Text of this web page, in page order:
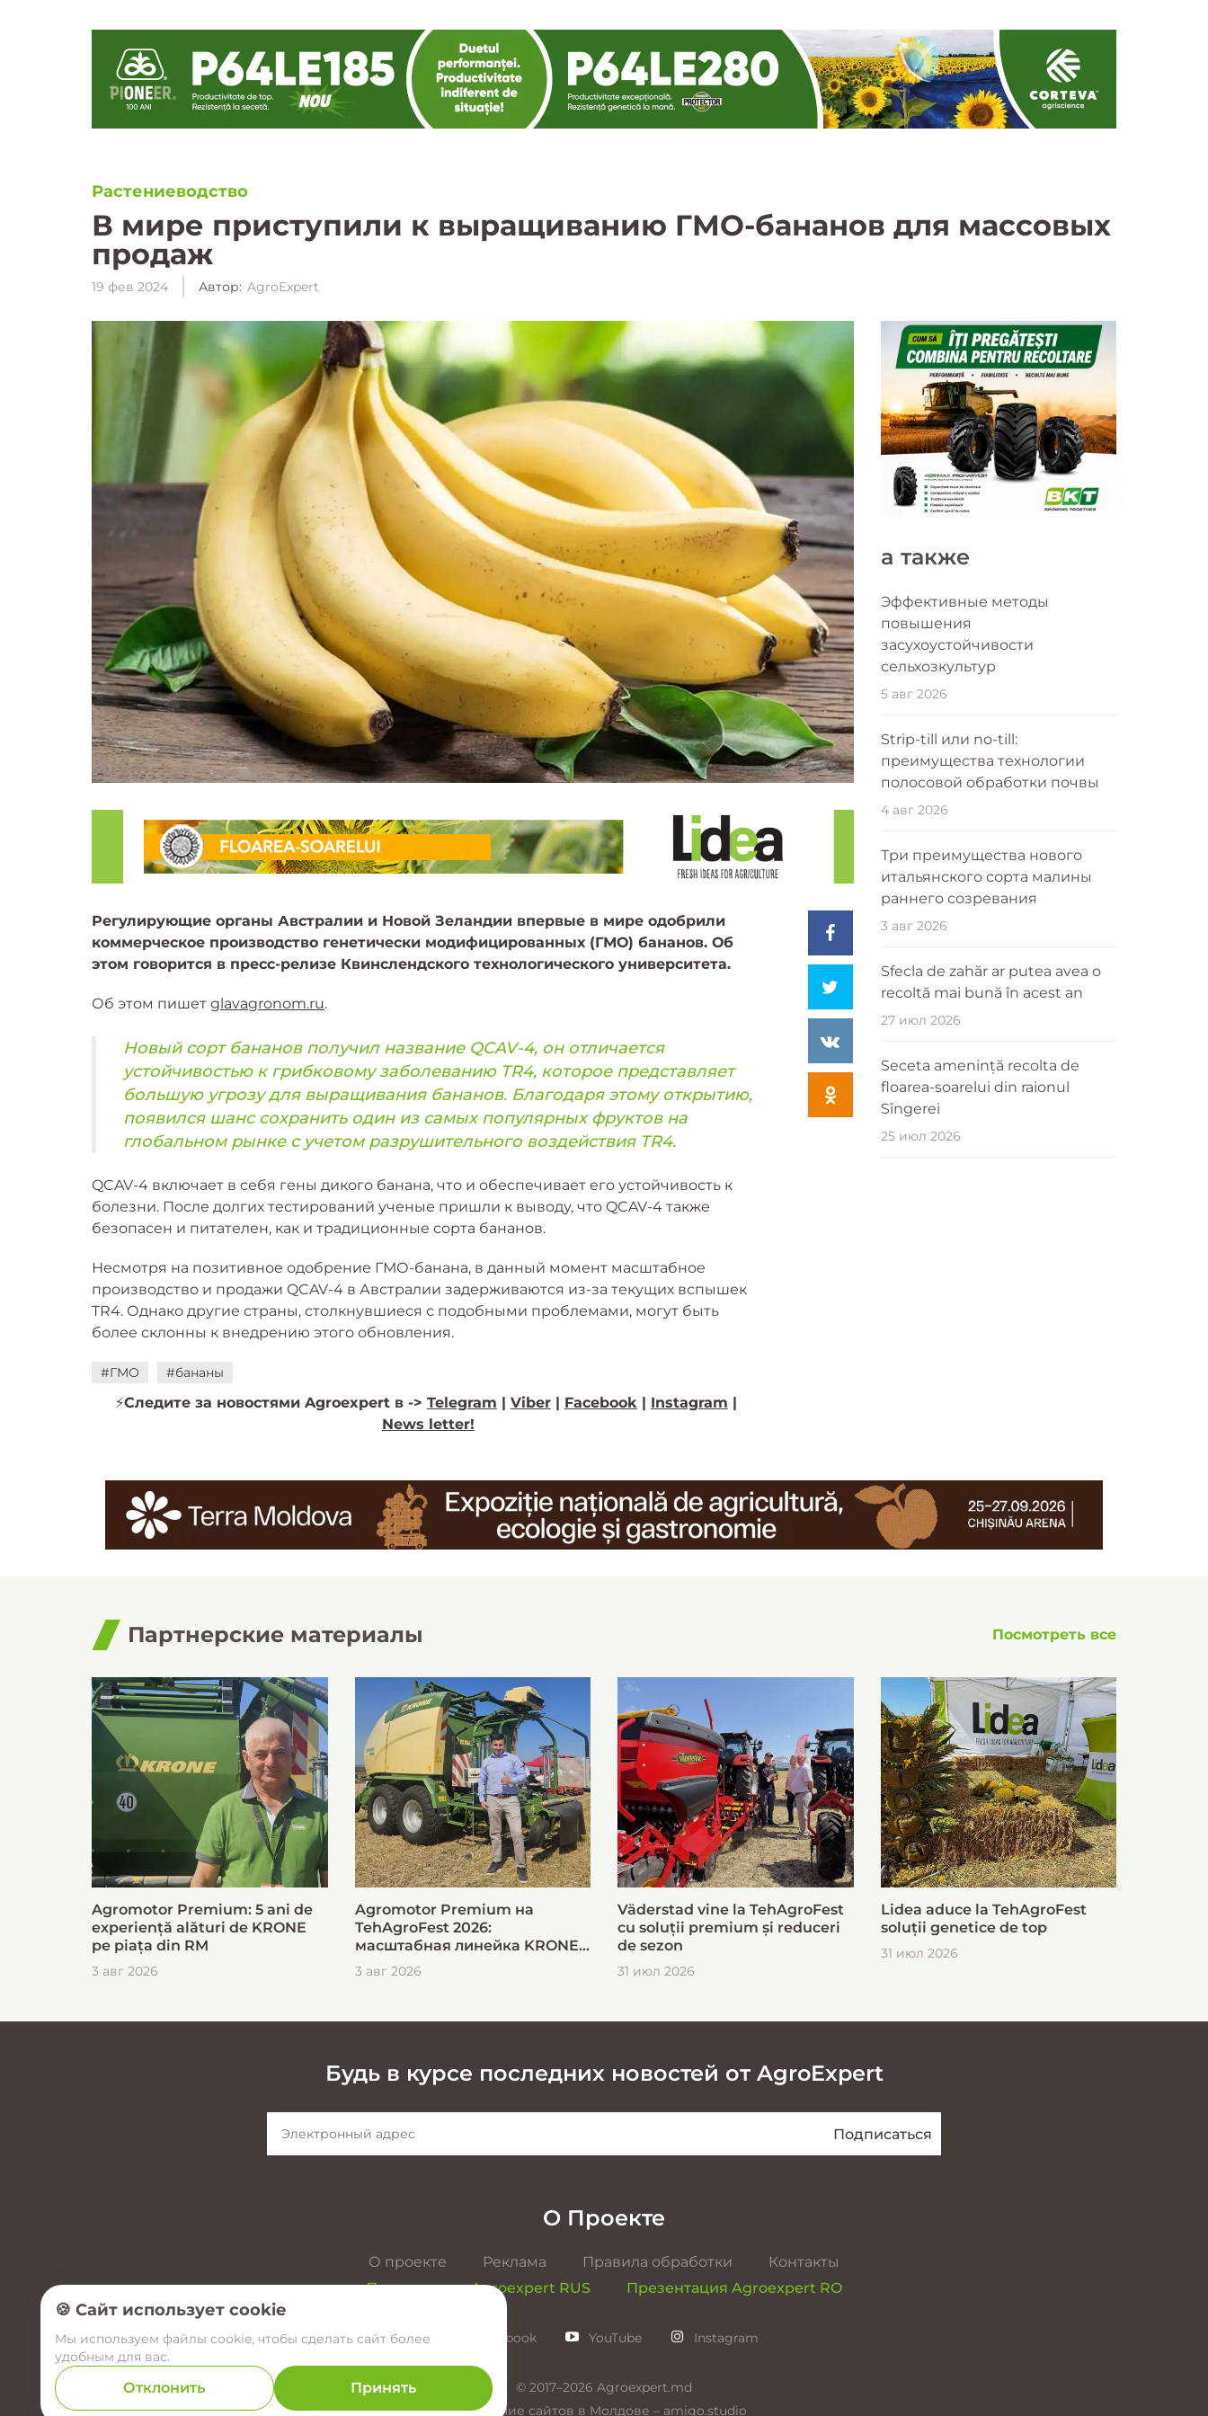
Растениеводство
В мире приступили к выращиванию ГМО-бананов для массовых
продаж
19 фев 2024 Автор: AgroExpert
Регулирующие органы Австралии и Новой Зеландии впервые в мире одобрили
коммерческое производство генетически модифицированных (ГМО) бананов. Об
этом говорится в пресс-релизе Квинслендского технологического университета.
Об этом пишет glavagronom.ru.
Новый сорт бананов получил название QCAV-4, он отличается
устойчивостью к грибковому заболеванию TR4, которое представляет
большую угрозу для выращивания бананов. Благодаря этому открытию,
появился шанс сохранить один из самых популярных фруктов на
глобальном рынке с учетом разрушительного воздействия TR4.
QCAV-4 включает в себя гены дикого банана, что и обеспечивает его устойчивость к
болезни. После долгих тестирований ученые пришли к выводу, что QCAV-4 также
безопасен и питателен, как и традиционные сорта бананов.
Несмотря на позитивное одобрение ГМО-банана, в данный момент масштабное
производство и продажи QCAV-4 в Австралии задерживаются из-за текущих вспышек
TR4. Однако другие страны, столкнувшиеся с подобными проблемами, могут быть
более склонны к внедрению этого обновления.
#ГМО #бананы
⚡️Следите за новостями Agroexpert в -> Telegram Viber| Facebook| Instagram
News letter!
a также
Эффективные методы
повышения
засухоустойчивости
сельхозкультур
5 авг 2026
Strip-till или no-till:
преимущества технологии
полосовой обработки почвы
4 авг 2026
Три преимущества нового
итальянского сорта малины
раннего созревания
3 авг 2026
Sfecla de zahăr ar putea avea o
recoltă mai bună în acest an
27 июл 2026
Seceta amenință recolta de
floarea-soarelui din raionul
Sîngerei
25 июл 2026
Партнерские материалы Посмотреть все
Agromotor Premium: 5 ani de
experiență alături de KRONE
pe piața din RM
3 авг 2026
Agromotor Premium на
TehAgroFest 2026:
масштабная линейка KRONE
для быстрой и эффективной
заготовки кормов
3 авг 2026
Väderstad vine la TehAgroFest
cu soluții premium și reduceri
de sezon
31 июл 2026
Lidea aduce la TehAgroFest
soluții genetice de top
31 июл 2026
Будь в курсе последних новостей от AgroExpert
О Проекте
О проекте Реклама Правила обработки
Контакты
Презентация Agroexpert RUS
Презентация Agroexpert RO
Facebook YouTube Instagram
© 2017–2026 Agroexpert.md
Создание сайтов в Молдове – amigo.studio
🍪 Сайт использует cookie
Мы используем файлы cookie, чтобы сделать сайт более
удобным для вас.
Отклонить Принять